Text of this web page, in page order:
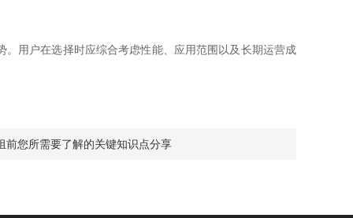
用户在选择时应综合考虑性能、应用范围以及长期运营成
前您所需要了解的关键知识点分享